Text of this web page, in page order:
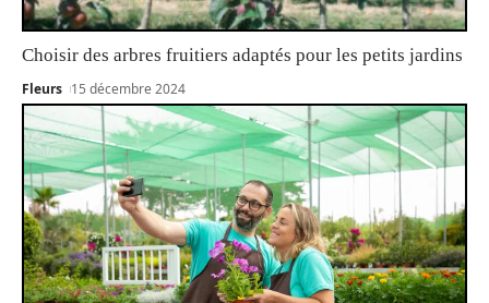
Choisir des arbres fruitiers adaptés pour les petits jardins
Fleurs 15 décembre 2024